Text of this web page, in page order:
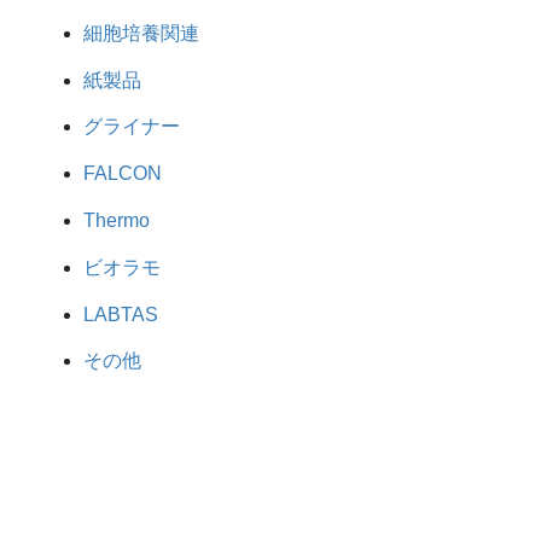
細胞培養関連
紙製品
グライナー
FALCON
Thermo
ビオラモ
LABTAS
その他